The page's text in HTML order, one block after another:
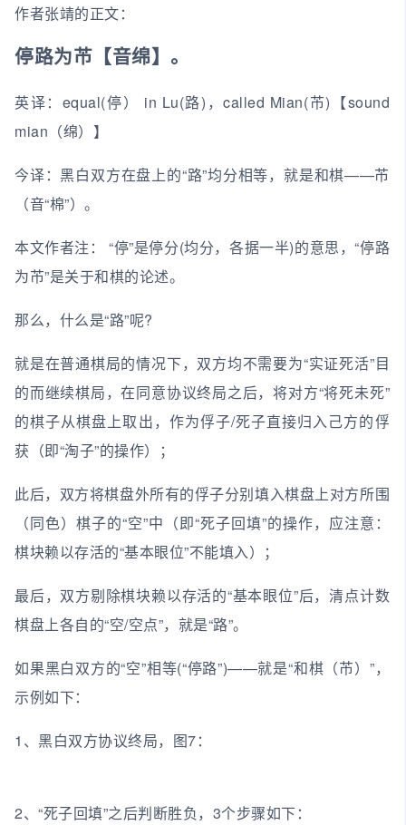
作者张靖的正文：
停路为芇【音绵】。
英译：equal(停） in Lu(路)，called Mian(芇)【sound
mian（绵）】
今译：黑白双方在盘上的“路”均分相等，就是和棋——芇
（音“棉”）。
本文作者注： “停”是停分(均分，各据一半)的意思，“停路
为芇”是关于和棋的论述。
那么，什么是“路”呢?
就是在普通棋局的情况下，双方均不需要为“实证死活”目
的而继续棋局，在同意协议终局之后，将对方“将死未死”
的棋子从棋盘上取出，作为俘子/死子直接归入己方的俘
获（即“淘子”的操作）；
此后，双方将棋盘外所有的俘子分别填入棋盘上对方所围
（同色）棋子的“空”中（即“死子回填”的操作，应注意：
棋块赖以存活的“基本眼位”不能填入）；
最后，双方剔除棋块赖以存活的“基本眼位”后，清点计数
棋盘上各自的“空/空点”，就是“路”。
如果黑白双方的“空”相等(“停路”)——就是“和棋（芇）”，
示例如下：
1、黑白双方协议终局，图7：
2、“死子回填”之后判断胜负，3个步骤如下：